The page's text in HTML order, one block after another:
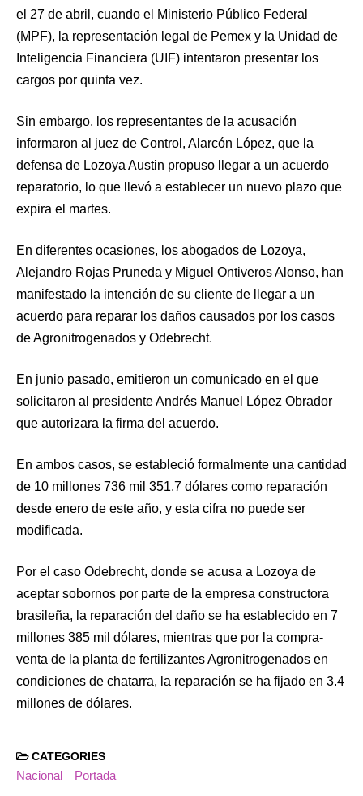
el 27 de abril, cuando el Ministerio Público Federal
(MPF), la representación legal de Pemex y la Unidad de
Inteligencia Financiera (UIF) intentaron presentar los
cargos por quinta vez.
Sin embargo, los representantes de la acusación
informaron al juez de Control, Alarcón López, que la
defensa de Lozoya Austin propuso llegar a un acuerdo
reparatorio, lo que llevó a establecer un nuevo plazo que
expira el martes.
En diferentes ocasiones, los abogados de Lozoya,
Alejandro Rojas Pruneda y Miguel Ontiveros Alonso, han
manifestado la intención de su cliente de llegar a un
acuerdo para reparar los daños causados por los casos
de Agronitrogenados y Odebrecht.
En junio pasado, emitieron un comunicado en el que
solicitaron al presidente Andrés Manuel López Obrador
que autorizara la firma del acuerdo.
En ambos casos, se estableció formalmente una cantidad
de 10 millones 736 mil 351.7 dólares como reparación
desde enero de este año, y esta cifra no puede ser
modificada.
Por el caso Odebrecht, donde se acusa a Lozoya de
aceptar sobornos por parte de la empresa constructora
brasileña, la reparación del daño se ha establecido en 7
millones 385 mil dólares, mientras que por la compra-
venta de la planta de fertilizantes Agronitrogenados en
condiciones de chatarra, la reparación se ha fijado en 3.4
millones de dólares.
CATEGORIES
Nacional Portada